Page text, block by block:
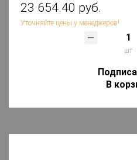
23 654.40 руб.
Уточняйте цены у менеджеров!
шт
В